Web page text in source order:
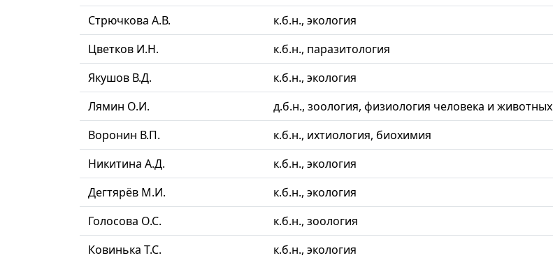
Стрючкова А.В.
к.б.н., экология
Цветков И.Н.
к.б.н., паразитология
Якушов В.Д.
к.б.н., экология
Лямин О.И.
д.б.н., зоология, физиология человека и животных
Воронин В.П.
к.б.н., ихтиология, биохимия
Никитина А.Д.
к.б.н., экология
Дегтярёв М.И.
к.б.н., экология
Голосова О.С.
к.б.н., зоология
Ковинька Т.С.
к.б.н., экология